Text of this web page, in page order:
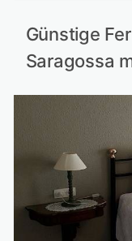
Günstige
Saragossa